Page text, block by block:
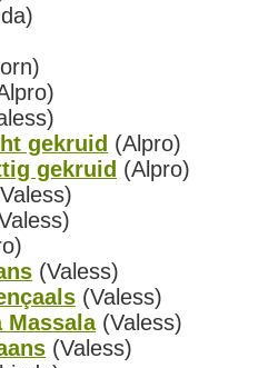
gekruid (Alpro)
gekruid (Alpro)
(Valess)
(Valess)
Massala(Valess)
(Valess)